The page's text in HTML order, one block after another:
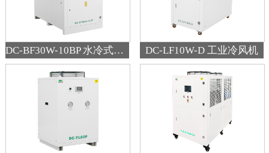
DC-BF30W-10BP 水冷式精密变频吹膜冷风机 DC-LF10W-D 工业冷风机